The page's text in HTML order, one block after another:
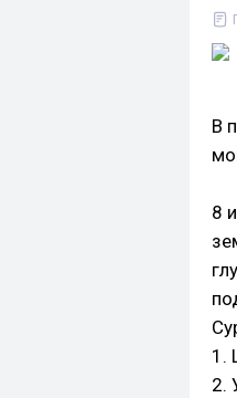
В
8
1.
2.